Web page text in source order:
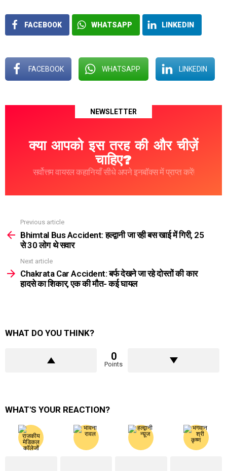
FACEBOOK WHATSAPP LINKEDIN
FACEBOOK WHATSAPP LINKEDIN
NEWSLETTER
क्या आपको इस तरह की और चीज़ें
चाहिए?
सर्वोत्तम वायरल कहानियाँ सीधे अपने इनबॉक्स में प्राप्त करें!
more
Previous article
Bhimtal Bus Accident: हल्द्वानी जा रही बस खाई में गिरी, 25
से 30 लोग थे सवार
Next article
Chakrata Car Accident: बर्फ देखने जा रहे दोस्तों की कार
हादसे का शिकार, एक की मौत- कई घायल
WHAT DO YOU THINK?
0
Points
WHAT'S YOUR REACTION?